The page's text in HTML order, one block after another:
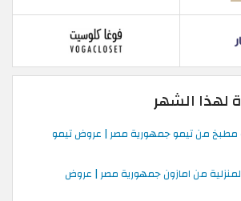
لهذا الشهر
أدوات مطبخ من تيمو جمهورية مصر | عروض تيمو
من امازون جمهورية مصر | عروض